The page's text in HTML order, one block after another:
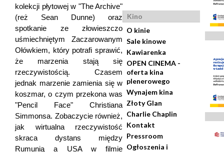
kolekcji płytowej w "The Archive"
(reż Sean Dunne) oraz
spotkanie ze złowieszczo
uśmiechniętym Zaczarowanym
Ołówkiem, który potrafi sprawić,
że marzenia stają się
rzeczywistością. Czasem
jednak marzenie zamienia się w
koszmar, o czym przekona was
"Pencil Face" Christiana
Simmonsa. Zobaczycie również,
jak wirtualna rzeczywistość
skraca dystans między
Rumunią a USA w filmie
Kino
O kinie
Sale kinowe
Kawiarenka
OPEN CINEMA -
oferta kina
plenerowego
Wynajem kina
Złoty Glan
Charlie Chaplin
Kontakt
Pressroom
Ogłoszenia i